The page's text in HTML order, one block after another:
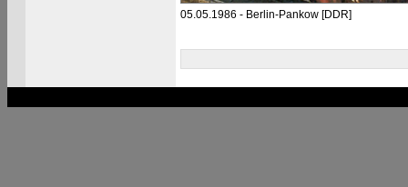
05.05.1986 - Berlin-Pankow [DDR]